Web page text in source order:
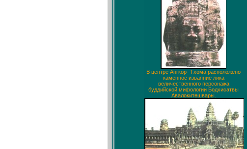
В центре Ангкор- Тхома расположено
каменное изваяние лика
величественного персонажа
буддийской мифологии Бодхисатвы
Авалокитешвары.